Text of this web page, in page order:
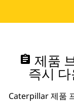
assignment 제품
즉시
Caterpillar 제품